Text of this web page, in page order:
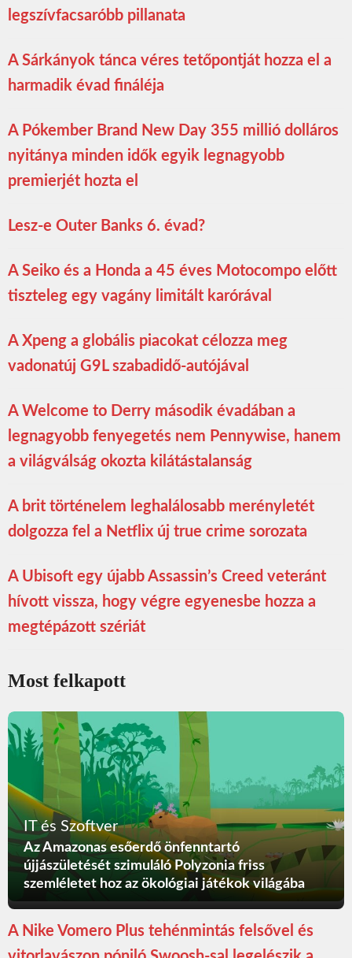
legszívfacsaróbb pillanata
A Sárkányok tánca véres tetőpontját hozza el a
harmadik évad fináléja
A Pókember Brand New Day 355 millió dolláros
nyitánya minden idők egyik legnagyobb
premierjét hozta el
Lesz-e Outer Banks 6. évad?
A Seiko és a Honda a 45 éves Motocompo előtt
tiszteleg egy vagány limitált karórával
A Xpeng a globális piacokat célozza meg
vadonatúj G9L szabadidő-autójával
A Welcome to Derry második évadában a
legnagyobb fenyegetés nem Pennywise, hanem
a világválság okozta kilátástalanság
A brit történelem leghalálosabb merényletét
dolgozza fel a Netflix új true crime sorozata
A Ubisoft egy újabb Assassin’s Creed veteránt
hívott vissza, hogy végre egyenesbe hozza a
megtépázott szériát
Most felkapott
IT és Szoftver
Az Amazonas esőerdő önfenntartó
újjászületését szimuláló Polyzonia friss
szemléletet hoz az ökológiai játékok világába
A Nike Vomero Plus tehénmintás felsővel és